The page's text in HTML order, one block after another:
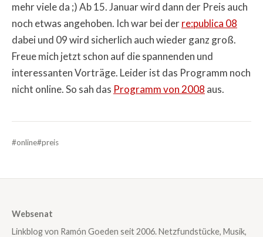
mehr viele da ;) Ab 15. Januar wird dann der Preis auch
noch etwas angehoben. Ich war bei derre:publica 08
dabei und 09 wird sicherlich auch wieder ganz groß.
Freue mich jetzt schon auf die spannenden und
interessanten Vorträge. Leider ist das Programm noch
nicht online. So sah das Programm von 2008 aus.
#online#preis
Websenat
Linkblog von Ramón Goeden seit 2006. Netzfundstücke, Musik,